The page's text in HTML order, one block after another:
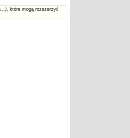
, które mogą rozszerzyć